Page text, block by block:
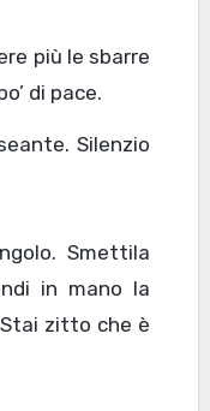
più le sbarre
di pace.
Silenzio
Smettila
in mano la
zitto che è